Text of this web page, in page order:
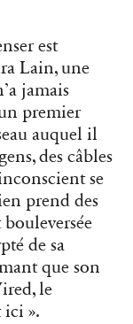
est
Lain, une
jamais
premier
auquel il
des câbles
se
prend des
de sa
que son
le
ici ».